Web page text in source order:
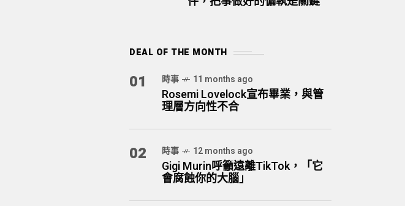
DEAL OF THE MONTH
01 時事 11 months ago
Rosemi Lovelock宣布畢業，與管
理層方向性不合
02 時事 12 months ago
Gigi Murin呼籲遠離TikTok，「它
會腐蝕你的大腦」